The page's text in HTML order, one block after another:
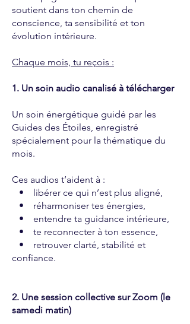
soutient dans ton chemin de
conscience, ta sensibilité et ton
évolution intérieure.
Chaque mois, tu reçois :
1. Un soin audio canalisé à télécharger
Un soin énergétique guidé par les
Guides des Étoiles, enregistré
spécialement pour la thématique du
mois.
Ces audios t’aident à :
• libérer ce qui n’est plus aligné,
• réharmoniser tes énergies,
• entendre ta guidance intérieure,
• te reconnecter à ton essence,
• retrouver clarté, stabilité et
confiance.
2. Une session collective sur Zoom (le
samedi matin)